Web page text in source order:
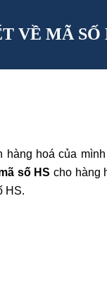
VỀ MÃ SỐ
hàng hoá của
số HS cho hàng
HS.